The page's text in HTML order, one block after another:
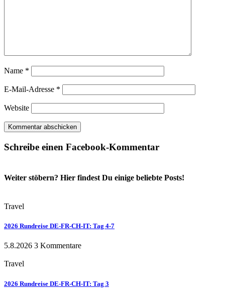
Name *
E-Mail-Adresse *
Website
Schreibe einen Facebook-Kommentar
Weiter stöbern? Hier findest Du einige beliebte Posts!
Travel
2026 Rundreise DE-FR-CH-IT: Tag 4-7
5.8.2026 3 Kommentare
Travel
2026 Rundreise DE-FR-CH-IT: Tag 3